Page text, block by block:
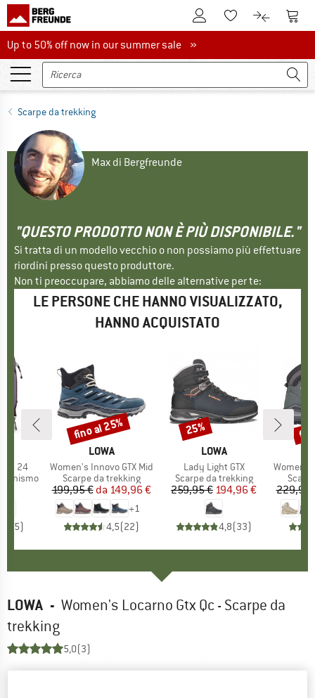
Al conto clienteAlla lista
Al Al
Up to 50% off now in our summer sale
Up to 50% off now in our summer sale »
Scarpe da trekking
Max di Bergfreunde
"QUESTO PRODOTTO NON È PIÙ DISPONIBILE."
Si tratta di un modello vecchio o non possiamo più effettuare
riordini presso questo produttore.
Non ti preoccupare, abbiamo delle alternative per te:
LE PERSONE CHE HANNO VISUALIZZATO,
HANNO ACQUISTATO
24
5)
MARCHIO
LOWA
Articolo
Women's Innovo GTX Mid
Gruppo di prodotti
Scarpe da trekking
Prezzo
199,95 € Prezzo ridotto
da 149,96 €
+1
4,5(22)
Sconto
fino al 25%
MARCHIO
LOWA
Articolo
Lady Light GTX
Gruppo di prodotti
Scarpe da trekking
Prezzo
259,95 € Prezzo ridotto
194,96 €
4,8(33)
Sconto
25%
Articolo
Women's
229,95
LOWA - Women's Locarno Gtx Qc - Scarpe da
trekking
5,0(3)